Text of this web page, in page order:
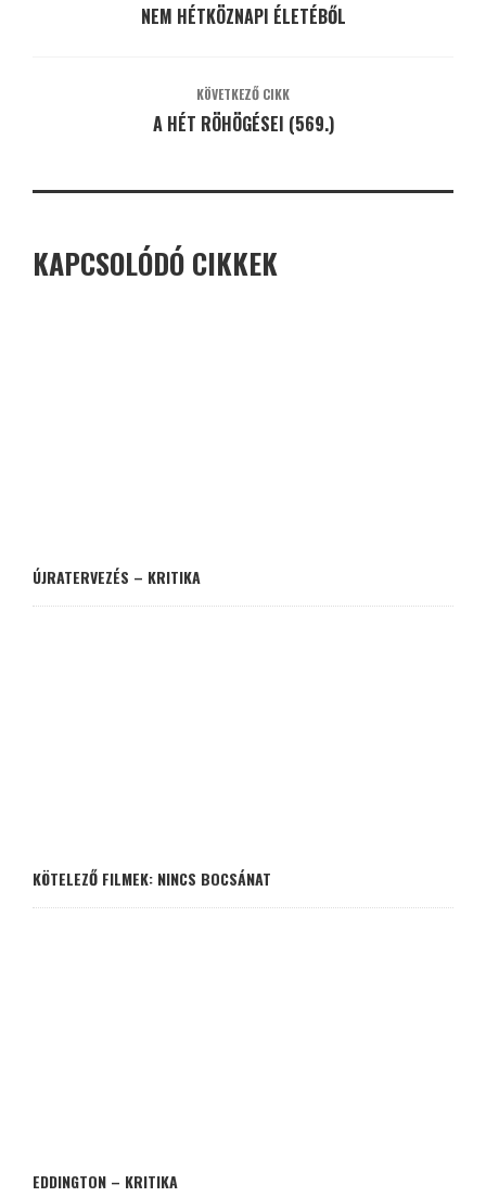
NEM HÉTKÖZNAPI ÉLETÉBŐL
KÖVETKEZŐ CIKK
A HÉT RÖHÖGÉSEI (569.)
KAPCSOLÓDÓ CIKKEK
ÚJRATERVEZÉS – KRITIKA
KÖTELEZŐ FILMEK: NINCS BOCSÁNAT
EDDINGTON – KRITIKA